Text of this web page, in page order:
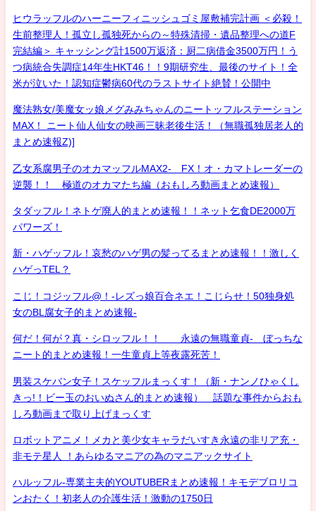
ヒウラッフルのハーニーフィニッシュゴミ屋敷補完計画 ＜必殺！
生前整理人！孤立し孤独死からの～特殊清掃・遺品整理への道F
完結編＞ キャッシング計1500万返済：厨二病借金3500万円！う
つ病統合失調症14年生HKT46！！9期研究生、最後のサイト！全
米が泣いた！認知症鬱病60代のラストサイト絶賛！公開中
魔法熟女/美魔女ッ娘メグみみちゃんのニートッフルステーション
MAX！ ニート仙人仙女の映画三昧老後生活！（無職孤独居老人的
まとめ速報Z)]
乙女系腐男子のオカマッフルMAX2- FX！オ・カマトレーダーの
逆襲！！ 極道のオカマたち編（おもしろ動画まとめ速報）
タダッフル！ネトゲ廃人的まとめ速報！！ネット乞食DE2000万
パワーズ！
新・ハゲッフル！哀愁のハゲ男の髪ってるまとめ速報！！激しく
ハゲっTEL？
こじ！コジッフル@！-レズっ娘百合ネエ！こじらせ！50独身処
女のBL腐女子的まとめ速報-
何だ！何が？真・シロッフル！！ 永遠の無職童貞- ぼっちな
ニート的まとめ速報！一生童貞上等夜露死苦！
男装スケバン女子！スケッフルまっくす！（新・ナンノひゃくし
きっ!！ビー玉のおいぬさん的まとめ速報） 話題な事件からおも
しろ動画まで取り上げまっくす
ロボットアニメ！メカと美少女キャラだいすき永遠の非リア充・
非モテ星人 ！あらゆるマニアの為のマニアックサイト
ハルッフル-専業主夫的YOUTUBERまとめ速報！キモデブロリコ
ンおたく！初老人の介護生活！激動の1750日